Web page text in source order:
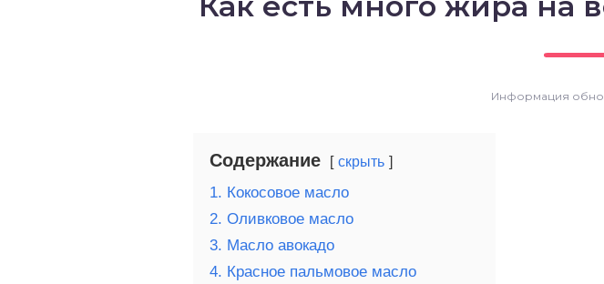
Информация
Содержание скрыть
1. Кокосовое масло
2. Оливковое масло
3. Масло авокадо
4. Красное пальмовое масло